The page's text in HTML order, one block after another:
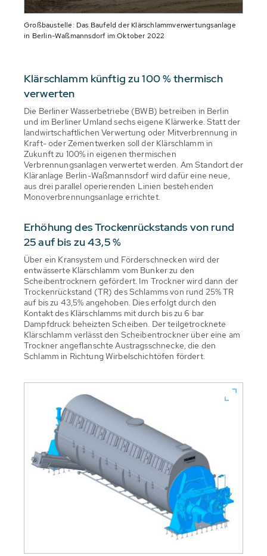
Großbaustelle: Das Baufeld der Klärschlammverwertungsanlage
in Berlin-Waßmannsdorf im Oktober 2022
Klärschlamm künftig zu 100 % thermisch
verwerten
Die Berliner Wasserbetriebe (BWB) betreiben in Berlin
und im Berliner Umland sechs eigene Klärwerke. Statt der
landwirtschaftlichen Verwertung oder Mitverbrennung in
Kraft- oder Zementwerken soll der Klärschlamm in
Zukunft zu 100% in eigenen thermischen
Verbrennungsanlagen verwertet werden. Am Standort der
Kläranlage Berlin-Waßmannsdorf wird dafür eine neue,
aus drei parallel operierenden Linien bestehenden
Monoverbrennungsanlage errichtet.
Erhöhung des Trockenrückstands von rund
25 auf bis zu 43,5 %
Über ein Kransystem und Förderschnecken wird der
entwässerte Klärschlamm vom Bunker zu den
Scheibentrocknern gefördert. Im Trockner wird dann der
Trockenrückstand (TR) des Schlamms von rund 25% TR
auf bis zu 43,5% angehoben. Dies erfolgt durch den
Kontakt des Klärschlamms mit durch bis zu 6 bar
Dampfdruck beheizten Scheiben. Der teilgetrocknete
Klärschlamm verlässt den Scheibentrockner über eine am
Trockner angeflanschte Austragsschnecke, die den
Schlamm in Richtung Wirbelschichtöfen fördert.